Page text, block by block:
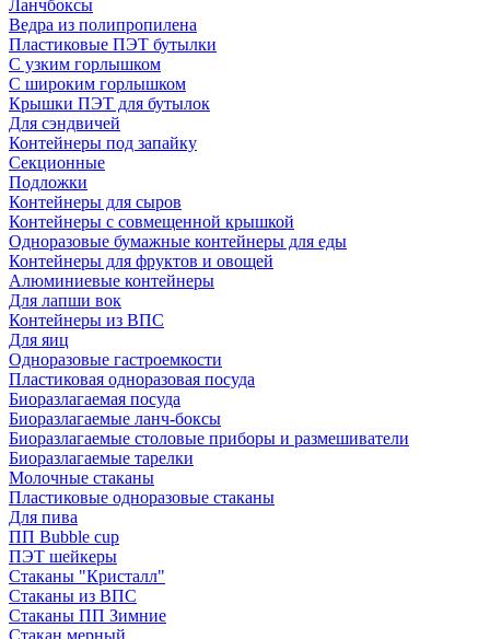
Ланчбоксы
Ведра из полипропилена
Пластиковые ПЭТ бутылки
С узким горлышком
С широким горлышком
Крышки ПЭТ для бутылок
Для сэндвичей
Контейнеры под запайку
Секционные
Подложки
Контейнеры для сыров
Контейнеры с совмещенной крышкой
Одноразовые бумажные контейнеры для еды
Контейнеры для фруктов и овощей
Алюминиевые контейнеры
Для лапши вок
Контейнеры из ВПС
Для яиц
Одноразовые гастроемкости
Пластиковая одноразовая посуда
Биоразлагаемая посуда
Биоразлагаемые ланч-боксы
Биоразлагаемые столовые приборы и размешиватели
Биоразлагаемые тарелки
Молочные стаканы
Пластиковые одноразовые стаканы
Для пива
ПП Bubble cup
ПЭТ шейкеры
Стаканы "Кристалл"
Стаканы из ВПС
Стаканы ПП Зимние
Стакан мерный